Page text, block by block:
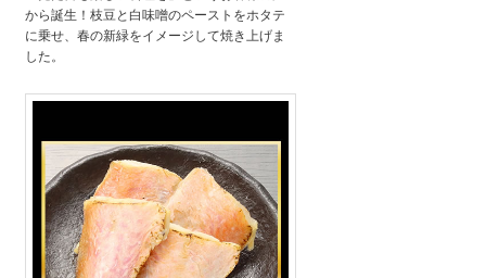
から誕生！枝豆と白味噌のペーストをホタテ
に乗せ、春の新緑をイメージして焼き上げま
した。